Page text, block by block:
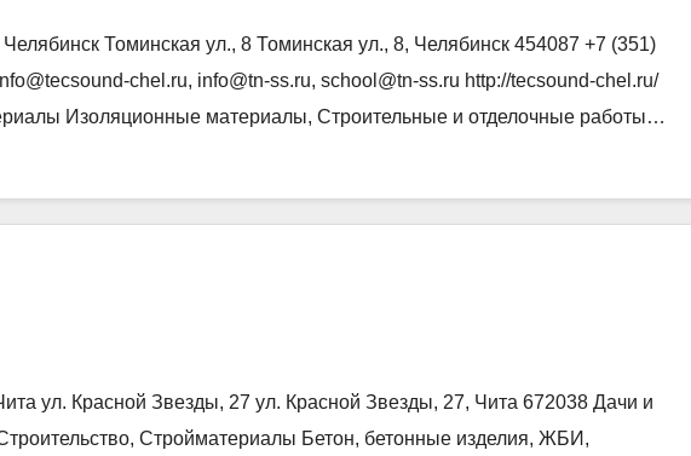
Томинская ул., 8 Томинская ул., 8, Челябинск 454087 +7 (351)
chel.ru, info@tn-ss.ru, school@tn-ss.ru http://tecsound-chel.ru/
Изоляционные материалы, Строительные и отделочные работы…
ул. Красной Звезды, 27 ул. Красной Звезды, 27, Чита 672038 Дачи и
Стройматериалы Бетон, бетонные изделия, ЖБИ,